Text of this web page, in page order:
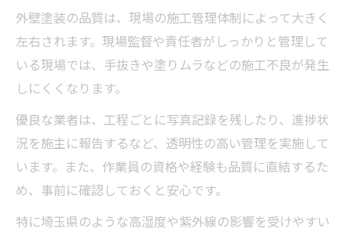
外壁塗装の品質は、現場の施工管理体制によって大きく
左右されます。現場監督や責任者がしっかりと管理して
いる現場では、手抜きや塗りムラなどの施工不良が発生
しにくくなります。
優良な業者は、工程ごとに写真記録を残したり、進捗状
況を施主に報告するなど、透明性の高い管理を実施して
います。また、作業員の資格や経験も品質に直結するた
め、事前に確認しておくと安心です。
特に埼玉県のような高湿度や紫外線の影響を受けやすい